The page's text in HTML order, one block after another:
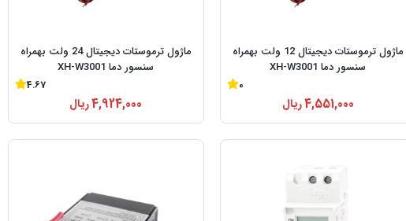
ماژول ترموستات دیجیتال 12 ولت بهمراه
سنسور دما XH-W3001
0
4,551,000ریال
ماژول ترموستات دیجیتال 24 ولت بهمراه
سنسور دما XH-W3001
4.67
4,924,000ریال